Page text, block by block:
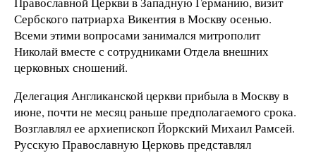
Сербского патриарха Викентия в Москву осенью.
Всеми этими вопросами занимался митрополит
Николай вместе с сотрудниками Отдела внешних
церковных сношений.
Делегация Англиканской церкви прибыла в Москву в
июне, почти не месяц раньше предполагаемого срока.
Возглавлял ее архиепископ Йоркский Михаил Рамсей.
Русскую Православную Церковь представлял